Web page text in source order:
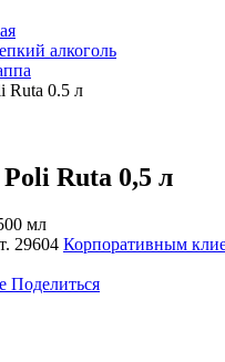
алкоголь
Ruta 0.5 л
Ruta 0,5 л
мл
29604 Корпоративным
Поделиться